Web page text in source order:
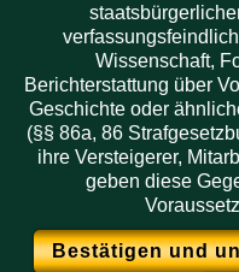
Wissenschaft,
Berichterstattung über
Geschichte oder
(§§ 86a, 86
ihre Versteigerer,
geben diese
Bestätigen und